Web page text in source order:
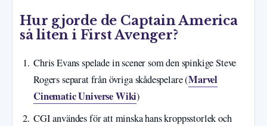
Hur gjorde de Captain America
så liten i First Avenger?
Chris Evans spelade in scener som den spinkige Steve
Rogers separat från övriga skådespelare (Marvel
Cinematic Universe Wiki)
CGI användes för att minska hans kroppsstorlek och